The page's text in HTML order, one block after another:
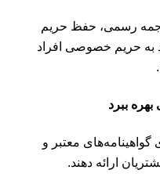
رسمی، حفظ حریم
حریم خصوصی افراد
ببرد
معتبر و
ارائه دهند.